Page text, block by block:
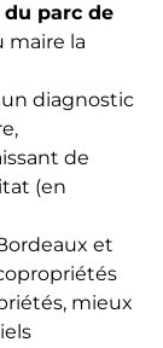
parc de
maire la
diagnostic
de
(en
et
mieux